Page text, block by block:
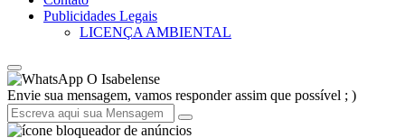
Publicidades Legais
LICENÇA AMBIENTAL
O Isabelense
Envie sua mensagem, vamos responder assim que possível ; )